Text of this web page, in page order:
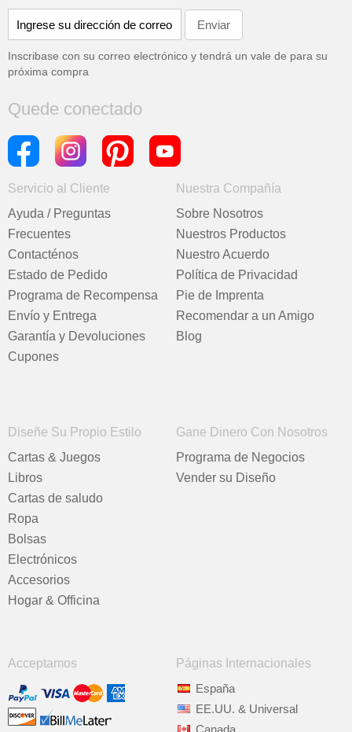
Inscribase con su correo electrónico y tendrá un vale de para su
próxima compra
Quede conectado
Servicio al Cliente
Ayuda / Preguntas
Frecuentes
Contacténos
Estado de Pedido
Programa de Recompensa
Envío y Entrega
Garantía y Devoluciones
Cupones
Nuestra Compañía
Sobre Nosotros
Nuestros Productos
Nuestro Acuerdo
Política de Privacidad
Pie de Imprenta
Recomendar a un Amigo
Blog
Diseñe Su Propio Estilo
Cartas & Juegos
Libros
Cartas de saludo
Ropa
Bolsas
Electrónicos
Accesorios
Hogar & Officina
Gane Dinero Con Nosotros
Programa de Negocios
Vender su Diseño
Acceptamos
Páginas Internacionales
España
EE.UU. & Universal
Canada